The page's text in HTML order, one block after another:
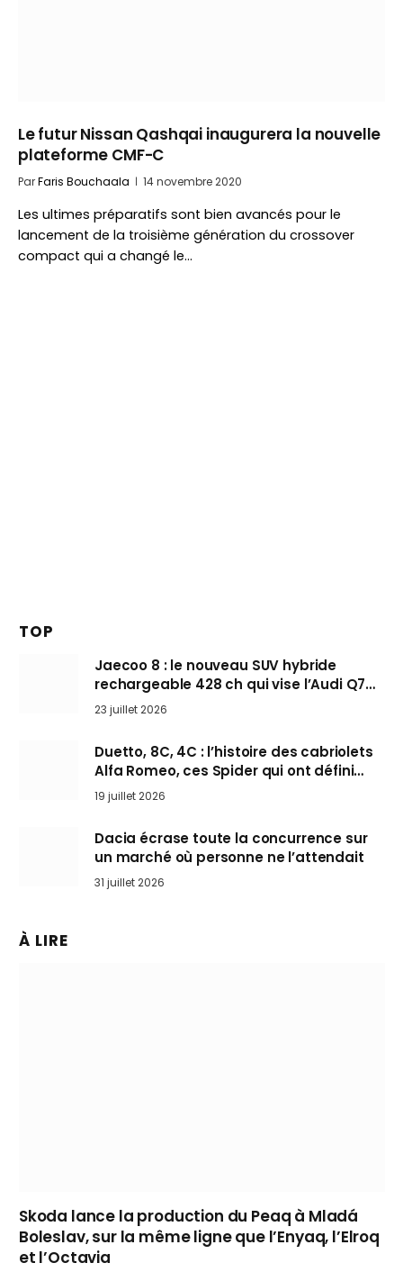
Le futur Nissan Qashqai inaugurera la nouvelle
plateforme CMF-C
ParFaris Bouchaala 14 novembre 2020
Les ultimes préparatifs sont bien avancés pour le
lancement de la troisième génération du crossover
compact qui a changé le…
TOP
Jaecoo 8 : le nouveau SUV hybride
rechargeable 428 ch qui vise l’Audi Q7
arrive en Europe cet automne
23 juillet 2026
Duetto, 8C, 4C : l’histoire des cabriolets
Alfa Romeo, ces Spider qui ont défini
l’art de rouler cheveux au vent
19 juillet 2026
Dacia écrase toute la concurrence sur
un marché où personne ne l’attendait
31 juillet 2026
À LIRE
Skoda lance la production du Peaq à Mladá
Boleslav, sur la même ligne que l’Enyaq, l’Elroq
et l’Octavia